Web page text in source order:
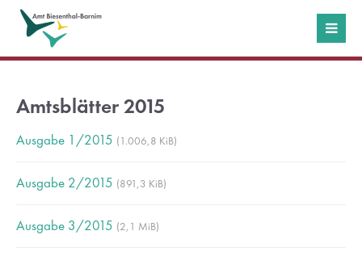
Login
Amtsblätter 2015
Ausgabe 1/2015 (1.006,8 KiB)
Ausgabe 2/2015 (891,3 KiB)
Ausgabe 3/2015 (2,1 MiB)